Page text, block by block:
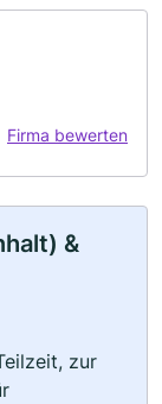
Firma bewerten
&
zur